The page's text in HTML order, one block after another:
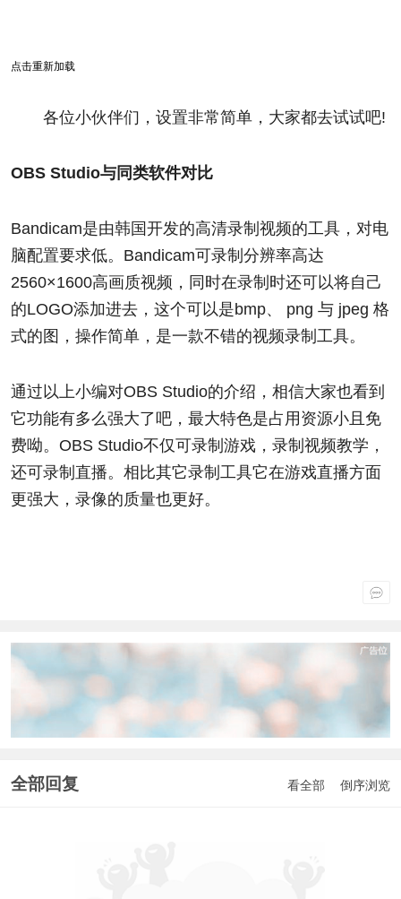
点击重新加载
各位小伙伴们，设置非常简单，大家都去试试吧!
OBS Studio与同类软件对比
Bandicam是由韩国开发的高清录制视频的工具，对电
脑配置要求低。Bandicam可录制分辨率高达
2560×1600高画质视频，同时在录制时还可以将自己
的LOGO添加进去，这个可以是bmp、 png 与 jpeg 格
式的图，操作简单，是一款不错的视频录制工具。
通过以上小编对OBS Studio的介绍，相信大家也看到
它功能有多么强大了吧，最大特色是占用资源小且免
费呦。OBS Studio不仅可录制游戏，录制视频教学，
还可录制直播。相比其它录制工具它在游戏直播方面
更强大，录像的质量也更好。
全部回复 看全部 倒序浏览